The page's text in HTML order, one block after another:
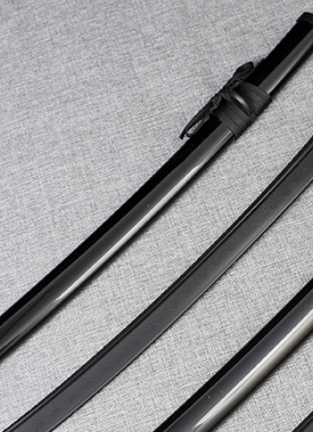
100 10
100 10
100 10
100 10
140 10
100 10
100 10